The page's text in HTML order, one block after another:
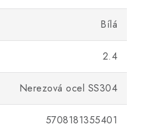
Bílá
2.4
Nerezová ocel SS304
5708181355401